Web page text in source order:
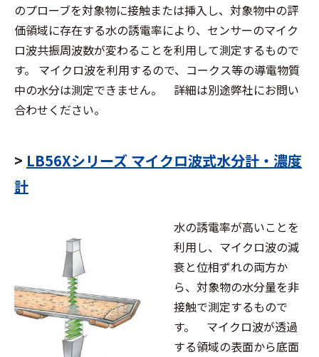
のプローブを対象物に接触または挿入し、対象物中の評
価領域に存在する水の誘電率により、センサーのマイク
ロ波共振周波数が変わることを利用して測定するもので
す。 マイクロ波を利用するので、コークス等の導電物質
中の水分は測定できません。 詳細は別途弊社にお問い
合わせください。
> LB56Xシリーズ マイクロ波式⽔分計・濃度
計
水の誘電率が高いことを
利用し、マイクロ波の減
衰と位相ずれの両方か
ら、対象物の水分量を非
接触で測定するもので
す。 マイクロ波が透過
する領域の表面から底面